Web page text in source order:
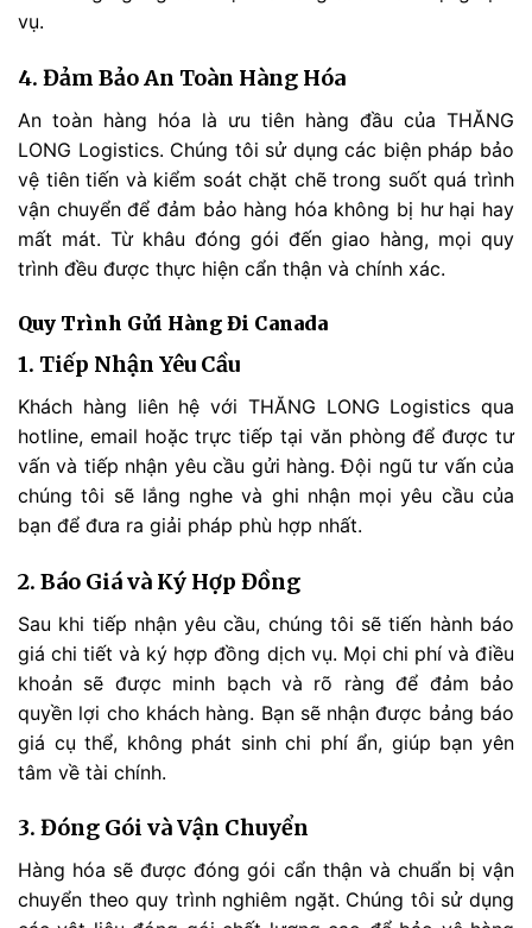
vụ.
4. Đảm Bảo An Toàn Hàng Hóa
An toàn hàng hóa là ưu tiên hàng đầu của THĂNG
LONG Logistics. Chúng tôi sử dụng các biện pháp bảo
vệ tiên tiến và kiểm soát chặt chẽ trong suốt quá trình
vận chuyển để đảm bảo hàng hóa không bị hư hại hay
mất mát. Từ khâu đóng gói đến giao hàng, mọi quy
trình đều được thực hiện cẩn thận và chính xác.
Quy Trình Gửi Hàng Đi Canada
1. Tiếp Nhận Yêu Cầu
Khách hàng liên hệ với THĂNG LONG Logistics qua
hotline, email hoặc trực tiếp tại văn phòng để được tư
vấn và tiếp nhận yêu cầu gửi hàng. Đội ngũ tư vấn của
chúng tôi sẽ lắng nghe và ghi nhận mọi yêu cầu của
bạn để đưa ra giải pháp phù hợp nhất.
2. Báo Giá và Ký Hợp Đồng
Sau khi tiếp nhận yêu cầu, chúng tôi sẽ tiến hành báo
giá chi tiết và ký hợp đồng dịch vụ. Mọi chi phí và điều
khoản sẽ được minh bạch và rõ ràng để đảm bảo
quyền lợi cho khách hàng. Bạn sẽ nhận được bảng báo
giá cụ thể, không phát sinh chi phí ẩn, giúp bạn yên
tâm về tài chính.
3. Đóng Gói và Vận Chuyển
Hàng hóa sẽ được đóng gói cẩn thận và chuẩn bị vận
chuyển theo quy trình nghiêm ngặt. Chúng tôi sử dụng